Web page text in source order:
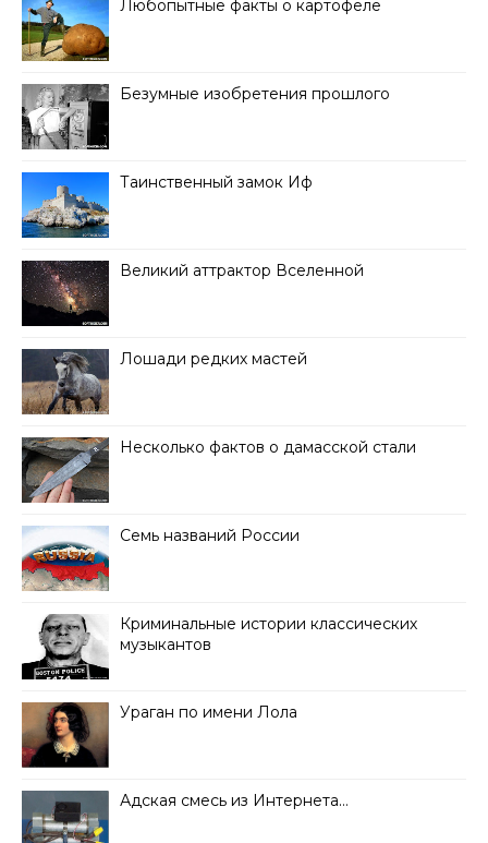
Любопытные факты о картофеле
Безумные изобретения прошлого
Таинственный замок Иф
Великий аттрактор Вселенной
Лошади редких мастей
Несколько фактов о дамасской стали
Семь названий России
Криминальные истории классических
музыкантов
Ураган по имени Лола
Адская смесь из Интернета…